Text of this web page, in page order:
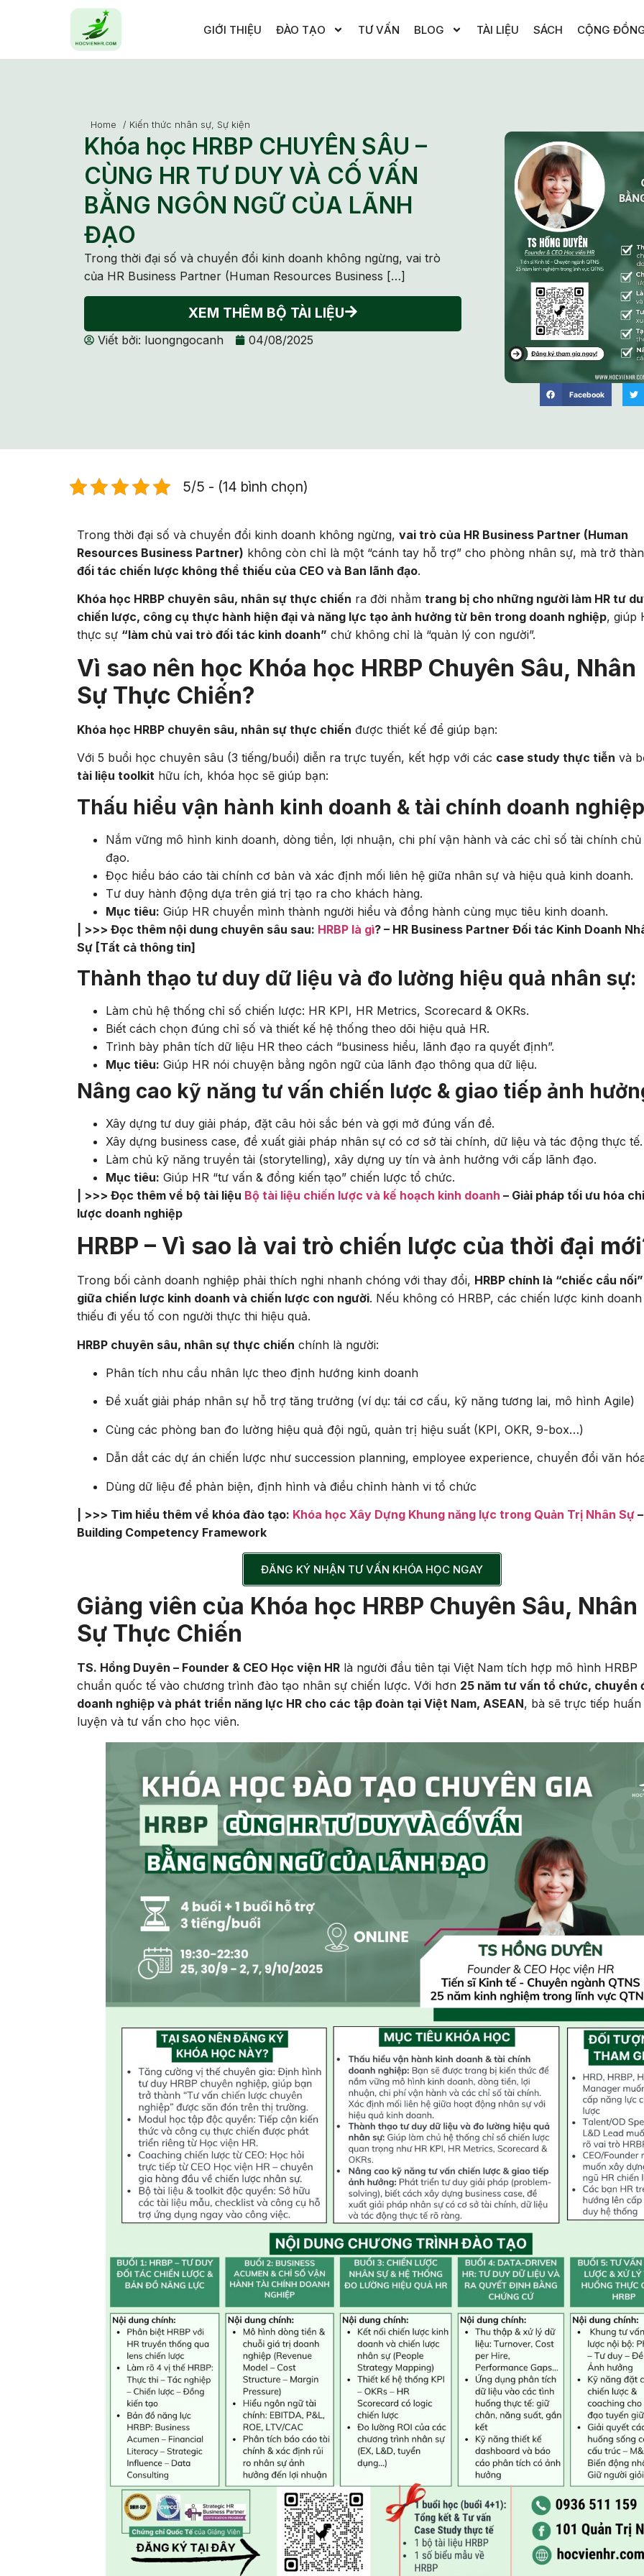
GIỚI THIỆU ĐÀO TẠO TƯ VẤN BLOG TÀI LIỆU SÁCH CỘNG
Home / Kiến thức nhân sự, Sự kiện
Khóa học HRBP CHUYÊN SÂU –
CÙNG HR TƯ DUY VÀ CỐ VẤN
BẰNG NGÔN NGỮ CỦA LÃNH
ĐẠO
Trong thời đại số và chuyển đổi kinh doanh không ngừng, vai trò
của HR Business Partner (Human Resources Business […]
XEM THÊM BỘ TÀI LIỆU
Viết bởi: luongngocanh 04/08/2025
Facebook
5/5 - (14 bình chọn)
Trong thời đại số và chuyển đổi kinh doanh không ngừng, vai trò của HR Business Partner (Human
Resources Business Partner) không còn chỉ là một “cánh tay hỗ trợ” cho phòng nhân sự, mà trở
đối tác chiến lược không thể thiếu của CEO và Ban lãnh đạo.
Khóa học HRBP chuyên sâu, nhân sự thực chiến ra đời nhằm trang bị cho những người làm HR tư
chiến lược, công cụ thực hành hiện đại và năng lực tạo ảnh hưởng từ bên trong doanh nghiệp, giúp
thực sự “làm chủ vai trò đối tác kinh doanh” chứ không chỉ là “quản lý con người”.
Vì sao nên học Khóa học HRBP Chuyên Sâu, Nhân
Sự Thực Chiến?
Khóa học HRBP chuyên sâu, nhân sự thực chiến được thiết kế để giúp bạn:
Với 5 buổi học chuyên sâu (3 tiếng/buổi) diễn ra trực tuyến, kết hợp với các case study thực tiễn và
tài liệu toolkit hữu ích, khóa học sẽ giúp bạn:
Thấu hiểu vận hành kinh doanh & tài chính doanh
Nắm vững mô hình kinh doanh, dòng tiền, lợi nhuận, chi phí vận hành và các chỉ số tài chính chủ
đạo.
Đọc hiểu báo cáo tài chính cơ bản và xác định mối liên hệ giữa nhân sự và hiệu quả kinh doanh.
Tư duy hành động dựa trên giá trị tạo ra cho khách hàng.
Mục tiêu: Giúp HR chuyển mình thành người hiểu và đồng hành cùng mục tiêu kinh doanh.
| >>> Đọc thêm nội dung chuyên sâu sau: HRBP là gì? – HR Business Partner Đối tác Kinh Doanh
Sự [Tất cả thông tin]
Thành thạo tư duy dữ liệu và đo lường hiệu quả nhân sự:
Làm chủ hệ thống chỉ số chiến lược: HR KPI, HR Metrics, Scorecard & OKRs.
Biết cách chọn đúng chỉ số và thiết kế hệ thống theo dõi hiệu quả HR.
Trình bày phân tích dữ liệu HR theo cách “business hiểu, lãnh đạo ra quyết định”.
Mục tiêu: Giúp HR nói chuyện bằng ngôn ngữ của lãnh đạo thông qua dữ liệu.
Nâng cao kỹ năng tư vấn chiến lược & giao tiếp ảnh
Xây dựng tư duy giải pháp, đặt câu hỏi sắc bén và gợi mở đúng vấn đề.
Xây dựng business case, đề xuất giải pháp nhân sự có cơ sở tài chính, dữ liệu và tác động thực tế.
Làm chủ kỹ năng truyền tải (storytelling), xây dựng uy tín và ảnh hưởng với cấp lãnh đạo.
Mục tiêu: Giúp HR “tư vấn & đồng kiến tạo” chiến lược tổ chức.
| >>> Đọc thêm về bộ tài liệu Bộ tài liệu chiến lược và kế hoạch kinh doanh – Giải pháp tối ưu hóa
lược doanh nghiệp
HRBP – Vì sao là vai trò chiến lược của thời đại
Trong bối cảnh doanh nghiệp phải thích nghi nhanh chóng với thay đổi, HRBP chính là “chiếc cầu nối”
giữa chiến lược kinh doanh và chiến lược con người. Nếu không có HRBP, các chiến lược kinh doanh
thiếu đi yếu tố con người thực thi hiệu quả.
HRBP chuyên sâu, nhân sự thực chiến chính là người:
Phân tích nhu cầu nhân lực theo định hướng kinh doanh
Đề xuất giải pháp nhân sự hỗ trợ tăng trưởng (ví dụ: tái cơ cấu, kỹ năng tương lai, mô hình Agile)
Cùng các phòng ban đo lường hiệu quả đội ngũ, quản trị hiệu suất (KPI, OKR, 9-box…)
Dẫn dắt các dự án chiến lược như succession planning, employee experience, chuyển đổi văn
Dùng dữ liệu để phản biện, định hình và điều chỉnh hành vi tổ chức
| >>> Tìm hiểu thêm về khóa đào tạo: Khóa học Xây Dựng Khung năng lực trong Quản Trị Nhân Sự –
Building Competency Framework
ĐĂNG KÝ NHẬN TƯ VẤN KHÓA HỌC NGAY
Giảng viên của Khóa học HRBP Chuyên Sâu, Nhân
Sự Thực Chiến
TS. Hồng Duyên – Founder & CEO Học viện HR là người đầu tiên tại Việt Nam tích hợp mô hình HRBP
chuẩn quốc tế vào chương trình đào tạo nhân sự chiến lược. Với hơn 25 năm tư vấn tổ chức, chuyển
doanh nghiệp và phát triển năng lực HR cho các tập đoàn tại Việt Nam, ASEAN, bà sẽ trực tiếp huấn
luyện và tư vấn cho học viên.